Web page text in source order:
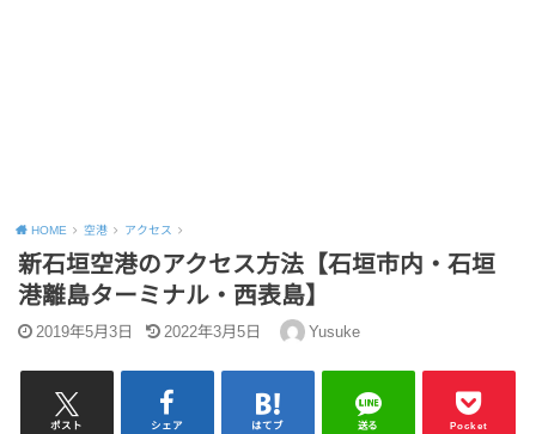
HOME 空港 アクセス
新石垣空港のアクセス方法【石垣市内・石垣
港離島ターミナル・西表島】
2019年5月3日 2022年3月5日 Yusuke
ポスト シェア はてブ 送る Pocket